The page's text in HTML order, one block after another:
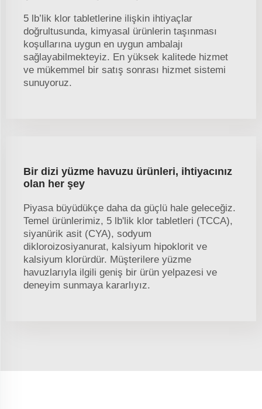
5 lb’lik klor tabletlerine ilişkin ihtiyaçlar
doğrultusunda, kimyasal ürünlerin taşınması
koşullarına uygun en uygun ambalajı
sağlayabilmekteyiz. En yüksek kalitede hizmet
ve mükemmel bir satış sonrası hizmet sistemi
sunuyoruz.
Bir dizi yüzme havuzu ürünleri, ihtiyacınız
olan her şey
Piyasa büyüdükçe daha da güçlü hale geleceğiz.
Temel ürünlerimiz, 5 lb'lik klor tabletleri (TCCA),
siyanürik asit (CYA), sodyum
dikloroizosiyanurat, kalsiyum hipoklorit ve
kalsiyum klorürdür. Müşterilere yüzme
havuzlarıyla ilgili geniş bir ürün yelpazesi ve
deneyim sunmaya kararlıyız.